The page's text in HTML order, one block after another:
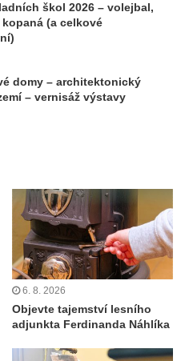
škol 2026 – volejbal,
(a celkové
domy – architektonický
– vernisáž výstavy
6. 8. 2026
Objevte tajemství lesního
adjunkta Ferdinanda Náhlíka